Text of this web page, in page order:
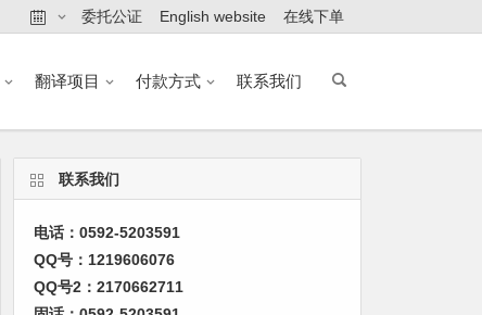
委托公证 English website 在线下单
翻译项目 付款方式 联系我们
联系我们
电话：0592-5203591
QQ号：1219606076
QQ号2：2170662711